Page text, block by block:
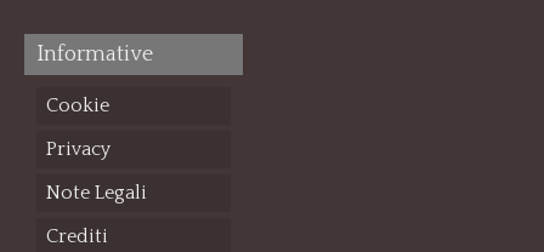
Informative
Cookie
Privacy
Note Legali
Crediti